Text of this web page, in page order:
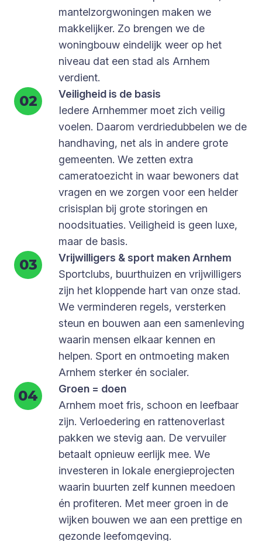
mantelzorgwoningen maken we
makkelijker. Zo brengen we de
woningbouw eindelijk weer op het
niveau dat een stad als Arnhem
verdient.
Veiligheid is de basis
Iedere Arnhemmer moet zich veilig
voelen. Daarom verdriedubbelen we de
handhaving, net als in andere grote
gemeenten. We zetten extra
cameratoezicht in waar bewoners dat
vragen en we zorgen voor een helder
crisisplan bij grote storingen en
noodsituaties. Veiligheid is geen luxe,
maar de basis.
Vrijwilligers & sport maken Arnhem
Sportclubs, buurthuizen en vrijwilligers
zijn het kloppende hart van onze stad.
We verminderen regels, versterken
steun en bouwen aan een samenleving
waarin mensen elkaar kennen en
helpen. Sport en ontmoeting maken
Arnhem sterker én socialer.
Groen = doen
Arnhem moet fris, schoon en leefbaar
zijn. Verloedering en rattenoverlast
pakken we stevig aan. De vervuiler
betaalt opnieuw eerlijk mee. We
investeren in lokale energieprojecten
waarin buurten zelf kunnen meedoen
én profiteren. Met meer groen in de
wijken bouwen we aan een prettige en
gezonde leefomgeving.